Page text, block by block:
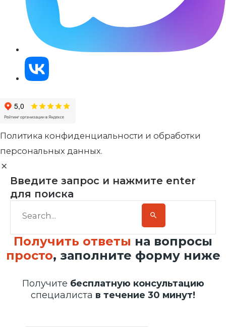
Политика конфиденциальности и обработки
персональных данных.
Введите запрос и нажмите enter
для поиска
Получить ответы на вопросы
просто, заполните форму ниже
Получите бесплатную консультацию
специалиста в течение 30 минут!